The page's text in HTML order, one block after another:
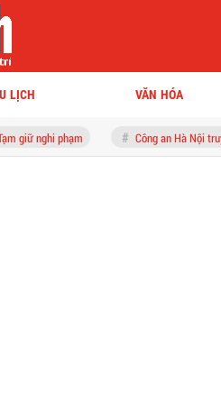
LỊCH VĂN HÓA
Công an Hà Nội truy tìm Dương